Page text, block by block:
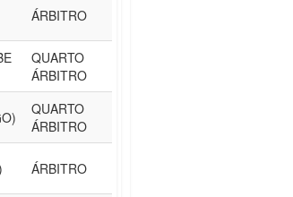
ÁRBITRO
QUARTO
ÁRBITRO
QUARTO
ÁRBITRO
ÁRBITRO